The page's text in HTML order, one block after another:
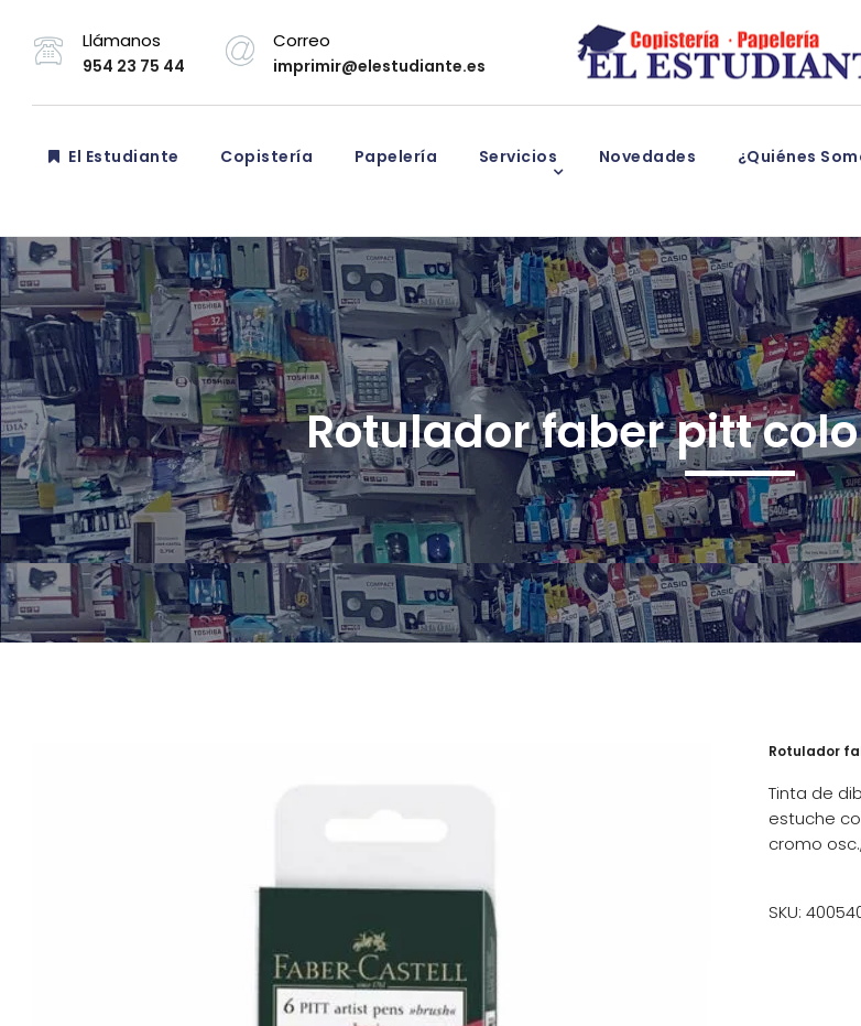
Llámanos
954 23 75 44
Correo
imprimir@elestudiante.es
El Estudiante Copistería Papelería Servicios Novedades ¿Quiénes
Rotulador faber pitt
Rotulador
Tinta de
estuche
cromo
SKU: